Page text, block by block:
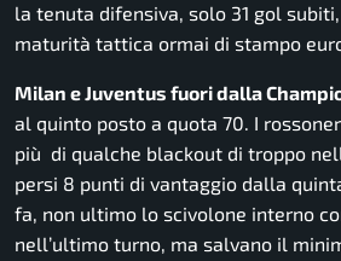
la tenuta difensiva, solo 31 gol
maturità tattica ormai di stampo
Milan e Juventus fuori dalla
al quinto posto a quota 70. I
più di qualche blackout di troppo
persi 8 punti di vantaggio dalla
fa, non ultimo lo scivolone interno
nell’ultimo turno, ma salvano il